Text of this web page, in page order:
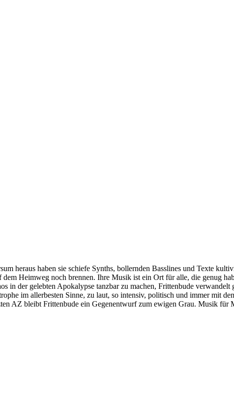
heraus haben sie schiefe Synths, bollernden Basslines und Texte
Heimweg noch brennen. Ihre Musik ist ein Ort für alle, die genug
in der gelebten Apokalypse tanzbar zu machen, Frittenbude
im allerbesten Sinne, zu laut, so intensiv, politisch und immer mit
AZ bleibt Frittenbude ein Gegenentwurf zum ewigen Grau. Musik für